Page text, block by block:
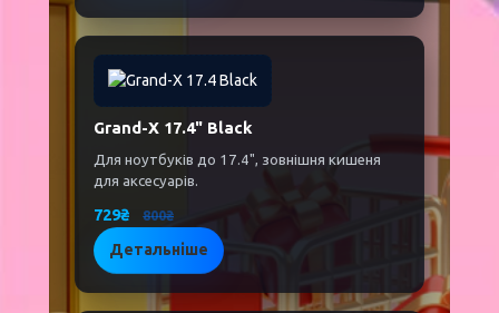
Grand-X 17.4" Black
Для ноутбуків до 17.4", зовнішня кишеня
для аксесуарів.
729₴ 800₴
Детальніше